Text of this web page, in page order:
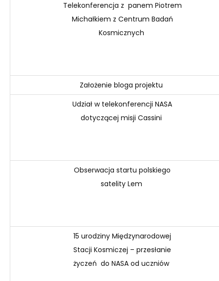
Telekonferencja z panem Piotrem
Michałkiem z Centrum Badań
Kosmicznych
Założenie bloga projektu
Udział w telekonferencji NASA
dotyczącej misji Cassini
Obserwacja startu polskiego
satelity Lem
15 urodziny Międzynarodowej
Stacji Kosmiczej – przesłanie
życzeń do NASA od uczniów